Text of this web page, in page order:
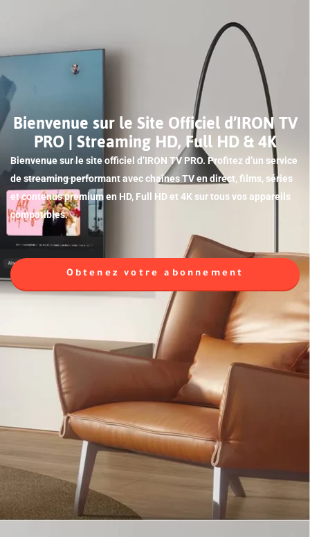
Bienvenue sur le Site Officiel d’IRON TV
PRO | Streaming HD, Full HD & 4K
Bienvenue sur le site officiel d’IRON TV PRO. Profitez d’un service
de streaming performant avec chaînes TV en direct, films, séries
et contenus premium en HD, Full HD et 4K sur tous vos appareils
compatibles.
Obtenez votre abonnement